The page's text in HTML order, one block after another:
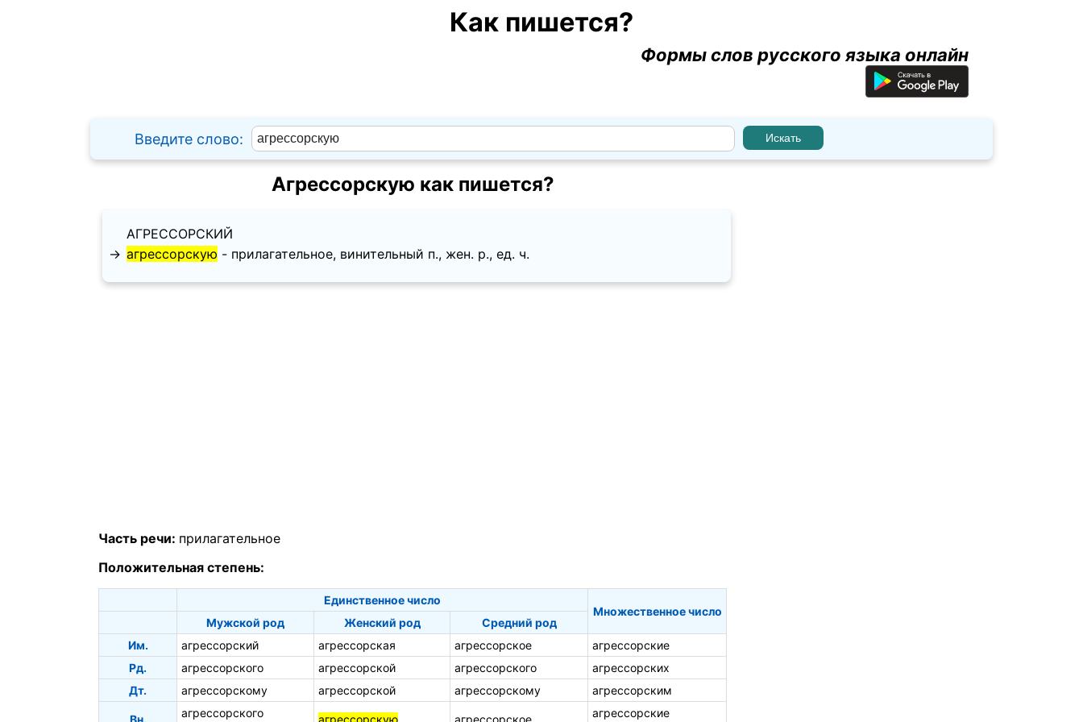
Как пишется?
Формы слов русского языка онлайн
Введите слово:
Агрессорскую как пишется?
АГРЕССОРСКИЙ
→ агрессорскую - прилагательное, винительный п., жен. p., ед. ч.
Часть речи: прилагательное
Положительная степень:
Единственное число
Множественное число
Мужской род
Женский род
Средний род
Им.
агрессорский агрессорская агрессорское
агрессорские
Рд.
агрессорского агрессорской агрессорского
агрессорских
Дт.
агрессорскому агрессорской агрессорскому агрессорским
агрессорского
агрессорские